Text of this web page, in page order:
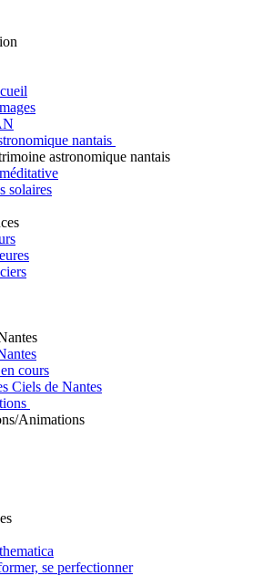
nantais
astronomique nantais
solaires
cours
Ciels de Nantes
Animations
se perfectionner